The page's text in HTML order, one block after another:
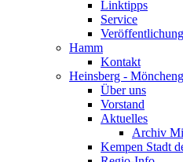
Linktipps
Service
Hamm
Kontakt
Heinsberg -
Über uns
Vorstand
Aktuelles
Archiv
Kempen Stadt